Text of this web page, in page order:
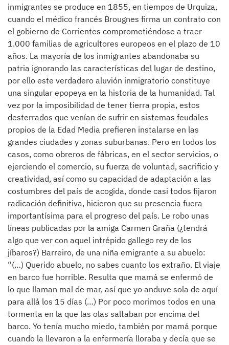
inmigrantes se produce en 1855, en tiempos de Urquiza,
cuando el médico francés Brougnes firma un contrato con
el gobierno de Corrientes comprometiéndose a traer
1.000 familias de agricultores europeos en el plazo de 10
años. La mayoría de los inmigrantes abandonaba su
patria ignorando las características del lugar de destino,
por ello este verdadero aluvión inmigratorio constituye
una singular epopeya en la historia de la humanidad. Tal
vez por la imposibilidad de tener tierra propia, estos
desterrados que venían de sufrir en sistemas feudales
propios de la Edad Media prefieren instalarse en las
grandes ciudades y zonas suburbanas. Pero en todos los
casos, como obreros de fábricas, en el sector servicios, o
ejerciendo el comercio, su fuerza de voluntad, sacrificio y
creatividad, así como su capacidad de adaptación a las
costumbres del país de acogida, donde casi todos fijaron
radicación definitiva, hicieron que su presencia fuera
importantísima para el progreso del país. Le robo unas
líneas publicadas por la amiga Carmen Graña (¿tendrá
algo que ver con aquel intrépido gallego rey de los
jíbaros?) Barreiro, de una niña emigrante a su abuelo:
“(…) Querido abuelo, no sabes cuanto los extraño. El viaje
en barco fue horrible. Resulta que mamá se enfermó de
lo que llaman mal de mar, así que yo anduve sola de aquí
para allá los 15 días (…) Por poco morimos todos en una
tormenta en la que las olas saltaban por encima del
barco. Yo tenía mucho miedo, también por mamá porque
cuando la llevaron a la enfermería lloraba y decía que se